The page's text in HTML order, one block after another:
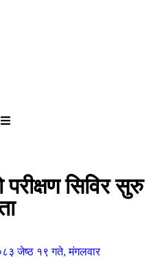
परीक्षण सिविर सुरु
जेष्ठ १९ गते, मंगलवार